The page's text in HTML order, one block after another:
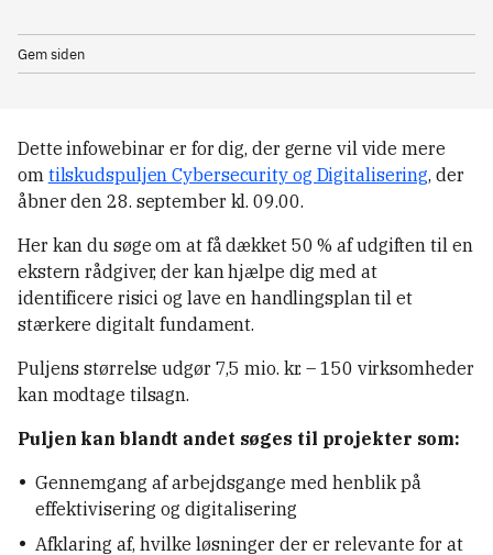
Gem siden
Dette infowebinar er for dig, der gerne vil vide mere
om tilskudspuljen Cybersecurity og Digitalisering, der
åbner den 28. september kl. 09.00.
Her kan du søge om at få dækket 50 % af udgiften til en
ekstern rådgiver, der kan hjælpe dig med at
identificere risici og lave en handlingsplan til et
stærkere digitalt fundament.
Puljens størrelse udgør 7,5 mio. kr. – 150 virksomheder
kan modtage tilsagn.
Puljen kan blandt andet søges til projekter som:
Gennemgang af arbejdsgange med henblik på
effektivisering og digitalisering
Afklaring af, hvilke løsninger der er relevante for at